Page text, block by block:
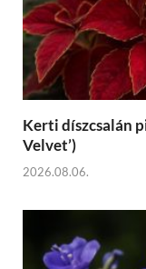
Kerti díszcsalán
Velvet’)
2026.08.06.